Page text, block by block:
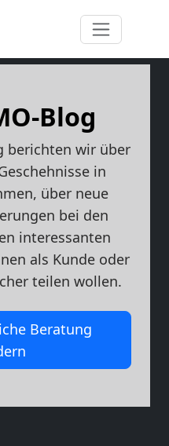
Blog
berichten wir über
in
über neue
bei den
interessanten
als Kunde oder
teilen wollen.
Beratung